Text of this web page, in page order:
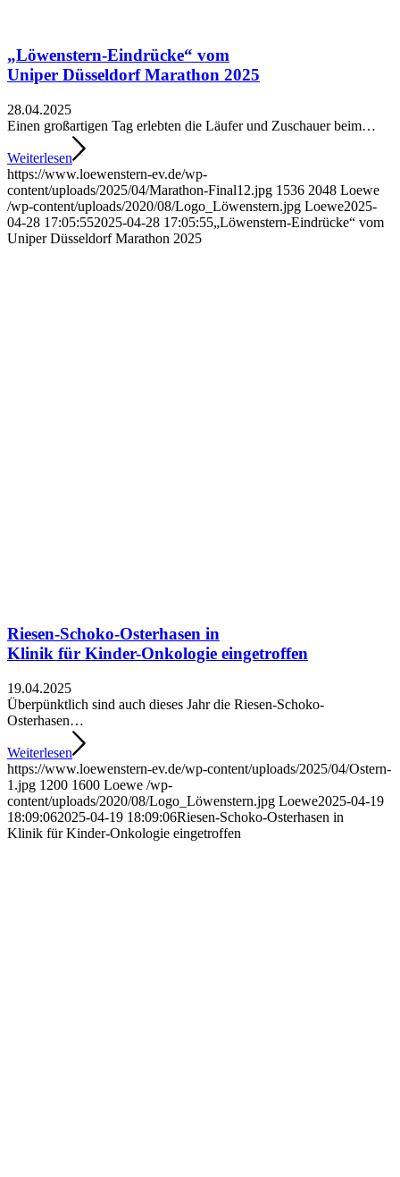
„Löwenstern-Eindrücke“ vom
Uniper Düsseldorf Marathon 2025
28.04.2025
Einen großartigen Tag erlebten die Läufer und Zuschauer beim…
Weiterlesen
https://www.loewenstern-ev.de/wp-
content/uploads/2025/04/Marathon-Final12.jpg 1536 2048 Loewe
/wp-content/uploads/2020/08/Logo_Löwenstern.jpg Loewe2025-
04-28 17:05:552025-04-28 17:05:55„Löwenstern-Eindrücke“ vom
Uniper Düsseldorf Marathon 2025
Riesen-Schoko-Osterhasen in
Klinik für Kinder-Onkologie eingetroffen
19.04.2025
Überpünktlich sind auch dieses Jahr die Riesen-Schoko-
Osterhasen…
Weiterlesen
https://www.loewenstern-ev.de/wp-content/uploads/2025/04/Ostern-
1.jpg 1200 1600 Loewe /wp-
content/uploads/2020/08/Logo_Löwenstern.jpg Loewe2025-04-19
18:09:062025-04-19 18:09:06Riesen-Schoko-Osterhasen in
Klinik für Kinder-Onkologie eingetroffen